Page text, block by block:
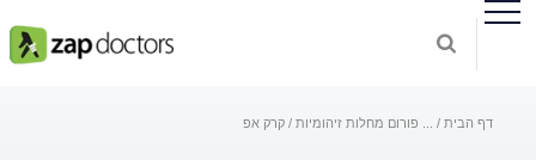
דף הבית פורום מחלות זיהומיות קרק אפ